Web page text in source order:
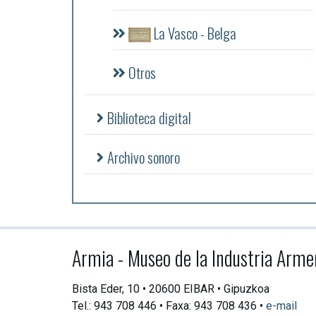
La Vasco - Belga
Otros
Biblioteca digital
Archivo sonoro
Armia - Museo de la Industria
Bista Eder, 10 • 20600 EIBAR • Gipuzkoa
Tel.: 943 708 446 • Faxa: 943 708 436 • e-mail